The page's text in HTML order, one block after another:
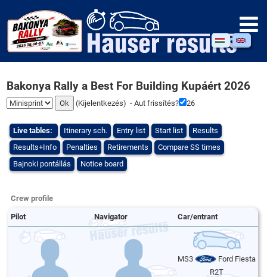
Bakonya Rally a Best For Building Kupáért 2026
(Kijelentkezés) - Aut frissítés? 26
Live tables: Itinerary sch. Entry list Start list
Results
Results+Info
Penalties Retirements
Compare SS times
Bajnoki pontállás
Notice board
Crew profile
Pilot Navigator Car/entrant
MS3
Ford Fiesta
R2T